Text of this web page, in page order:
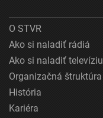
O STVR
Ako si naladiť rádiá
Ako si naladiť televíziu
Organizačná štruktúra
História
Kariéra